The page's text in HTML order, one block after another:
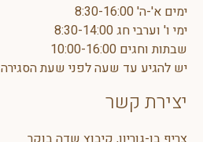
ימים א'-ה' 8:30-16:00
ימי ו' וערבי חג 8:30-14:00
שבתות וחגים 10:00-16:00
יש להגיע עד שעה לפני שעת הסגירה
יצירת קשר